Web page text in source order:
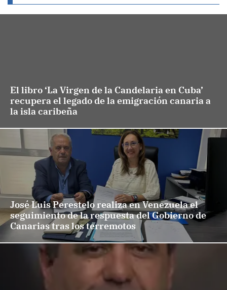
El libro ‘La Virgen de la Candelaria en Cuba’
recupera el legado de la emigración canaria a
la isla caribeña
José Luis Perestelo realiza en Venezuela el
seguimiento de la respuesta del Gobierno de
Canarias tras los terremotos